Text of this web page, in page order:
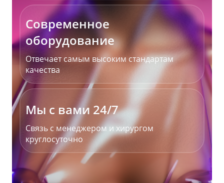
Современное
оборудование
Отвечает самым высоким стандартам
качества
Мы с вами 24/7
Связь с менеджером и хирургом
круглосуточно